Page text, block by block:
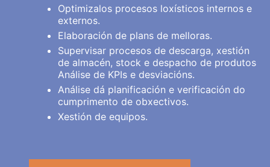
Optimizalos procesos loxísticos internos e
externos.
Elaboración de plans de melloras.
Supervisar procesos de descarga, xestión
de almacén, stock e despacho de produtos
Análise de KPIs e desviacións.
Análise dá planificación e verificación do
cumprimento de obxectivos.
Xestión de equipos.